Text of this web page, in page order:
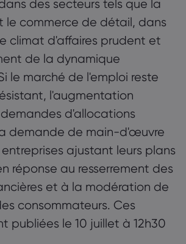
des secteurs tels que la
le commerce de détail, dans
climat d'affaires prudent et
de la dynamique
le marché de l'emploi reste
l'augmentation
d'allocations
demande de main-d'œuvre
ajustant leurs plans
réponse au resserrement des
et à la modération de
consommateurs. Ces
publiées le 10 juillet à 12h30